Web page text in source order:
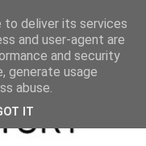
to deliver its services
and user-agent are
and security
generate usage
abuse.
IT